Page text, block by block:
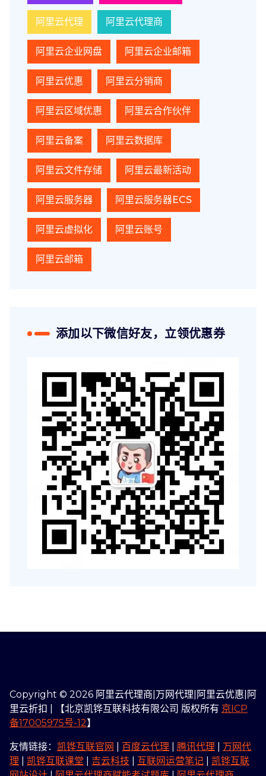
阿里云代理 阿里云代理商
阿里云企业网盘 阿里云企业邮箱
阿里云优惠 阿里云分销商
阿里云区域优惠 阿里云合作伙伴
阿里云备案 阿里云数据库
阿里云文件存储 阿里云最新活动
阿里云服务器 阿里云服务器ECS
阿里云虚拟化 阿里云账号
阿里云邮箱
添加以下微信好友，立领优惠券
Copyright © 2026 阿里云代理商|万网代理|阿里云优惠|阿
里云折扣 | 【北京凯铧互联科技有限公司 版权所有 京ICP
备17005975号-12】
友情链接： 凯铧互联官网 百度云代理 腾讯代理
万网代
理
凯铧互联课堂 吉云科技 互联网运营笔记
凯铧互联